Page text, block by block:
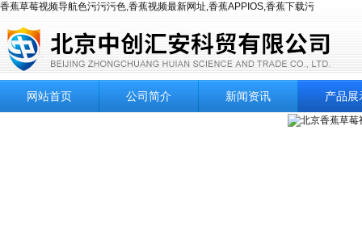
香蕉草莓视频导航色污污污色,香蕉视频最新网址,香蕉APPIOS,香蕉下载污
网站首页 公司简介 新闻资讯 产品展